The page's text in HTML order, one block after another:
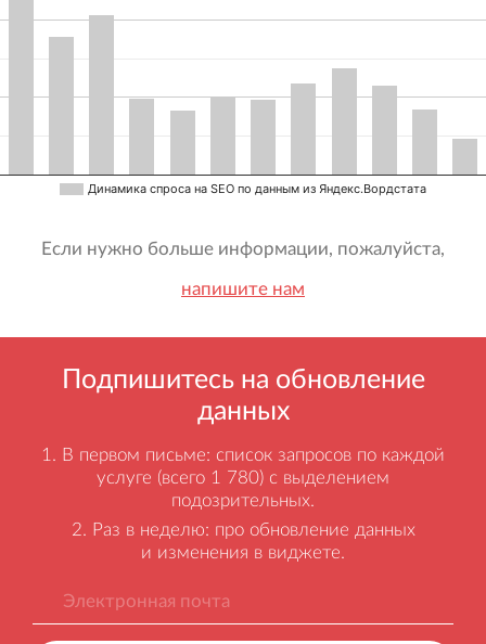
Динамика спроса на SEO по данным из Яндекс.Вордстата
Если нужно больше информации, пожалуйста,
напишите нам
Подпишитесь на обновление
данных
В первом письме: список запросов по каждой
услуге (всего 1 780) с выделением
подозрительных.
Раз в неделю: про обновление данных
и изменения в виджете.